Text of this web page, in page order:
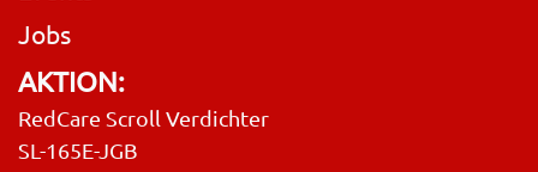
Jobs
AKTION:
RedCare Scroll Verdichter
SL-165E-JGB